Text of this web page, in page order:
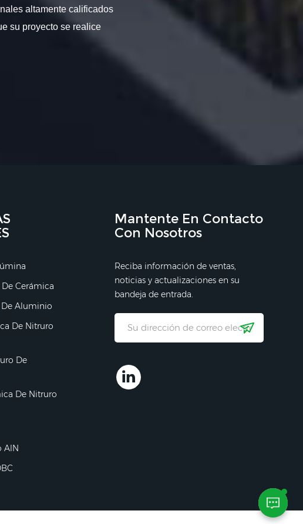
altamente calificados
su proyecto se realice
Cerámica
Aluminio
De Nitruro
De
De Nitruro
AlN
Mantente En Contacto
Con Nosotros
Reciba información de ventas,
noticias y actualizaciones en su
bandeja de entrada.